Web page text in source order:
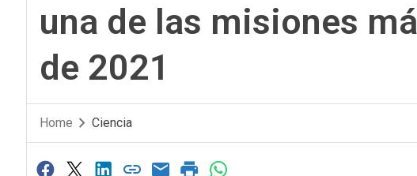
una de las misiones
de 2021
Home Ciencia